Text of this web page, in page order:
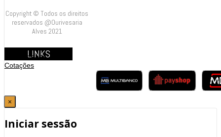
Copyright © Todos os direitos
reservados @Ourivesaria
Alves 2021
LINKS
Contrastarias
Cotações
×
Iniciar sessão